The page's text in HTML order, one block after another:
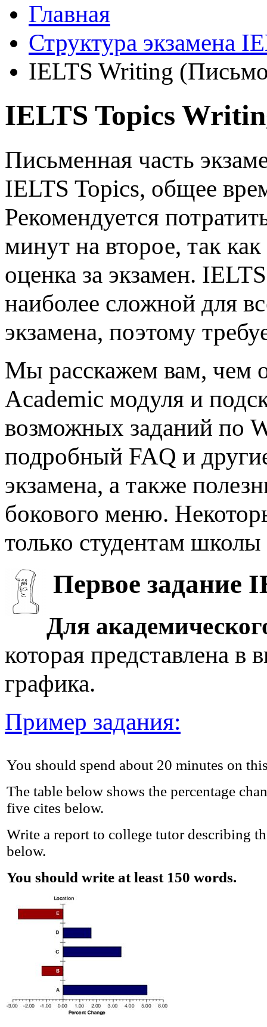
Главная
Структура экзамена
IELTS Writing
IELTS Topics
Письменная часть
IELTS Topics, общее
Рекомендуется
минут на второе, так
оценка за экзамен.
наиболее сложной для
экзамена, поэтому
Мы расскажем вам, чем
Academic модуля и
возможных заданий по
подробный FAQ и
экзамена, а также
бокового меню.
только студентам
Первое задание
Для
которая представлена
графика.
Пример задания:
You should spend about 20 minutes on
The table below shows the percentage
five cites below.
Write a report to college tutor describing
below.
You should write at least 150 words.